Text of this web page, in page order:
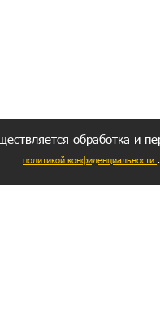
обработка и
политикой конфиденциальности